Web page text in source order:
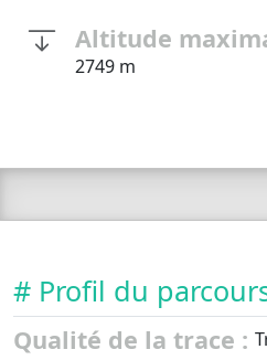
Altitude
2749 m
# Profil du
Qualité de la trace :